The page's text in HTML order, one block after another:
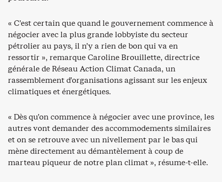
« C’est certain que quand le gouvernement commence à
négocier avec la plus grande lobbyiste du secteur
pétrolier au pays, il n’y a rien de bon qui va en
ressortir », remarque Caroline Brouillette, directrice
générale de Réseau Action Climat Canada, un
rassemblement d’organisations agissant sur les enjeux
climatiques et énergétiques.
« Dès qu’on commence à négocier avec une province, les
autres vont demander des accommodements similaires
et on se retrouve avec un nivellement par le bas qui
mène directement au démantèlement à coup de
marteau piqueur de notre plan climat », résume-t-elle.